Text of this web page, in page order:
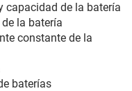
capacidad de la batería
la batería
constante de la
baterías